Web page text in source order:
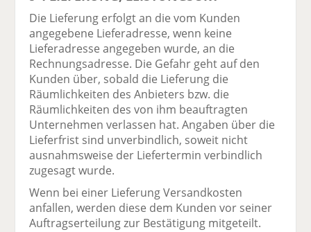
Die Lieferung erfolgt an die vom Kunden
angegebene Lieferadresse, wenn keine
Lieferadresse angegeben wurde, an die
Rechnungsadresse. Die Gefahr geht auf den
Kunden über, sobald die Lieferung die
Räumlichkeiten des Anbieters bzw. die
Räumlichkeiten des von ihm beauftragten
Unternehmen verlassen hat. Angaben über die
Lieferfrist sind unverbindlich, soweit nicht
ausnahmsweise der Liefertermin verbindlich
zugesagt wurde.
Wenn bei einer Lieferung Versandkosten
anfallen, werden diese dem Kunden vor seiner
Auftragserteilung zur Bestätigung mitgeteilt.